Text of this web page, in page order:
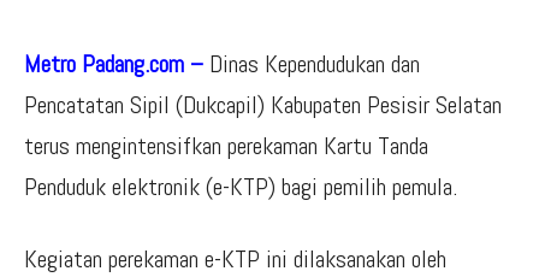
Metro Padang.com – Dinas Kependudukan dan
Pencatatan Sipil (Dukcapil) Kabupaten Pesisir Selatan
terus mengintensifkan perekaman Kartu Tanda
Penduduk elektronik (e-KTP) bagi pemilih pemula.
Kegiatan perekaman e-KTP ini dilaksanakan oleh